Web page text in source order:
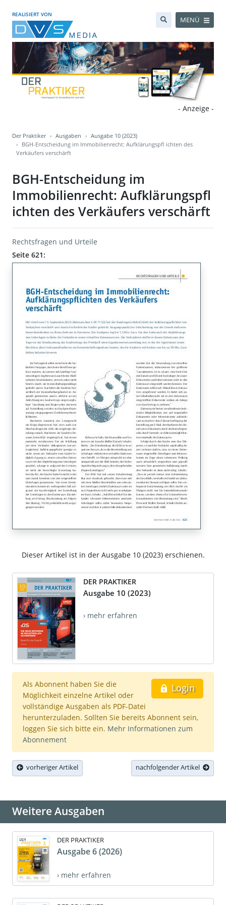
REALISIERT VON
MENÜ
- Anzeige -
Der Praktiker Ausgaben
Ausgabe 10 (2023)
BGH-Entscheidung im Immobilienrecht: Aufklärungspfl ichten des
Verkäufers verschärft
BGH-Entscheidung im
Immobilienrecht: Aufklärungspfl
ichten des Verkäufers verschärft
Rechtsfragen und Urteile
Seite 621:
Dieser Artikel ist in der Ausgabe 10 (2023) erschienen.
DER PRAKTIKER
Ausgabe 10 (2023)
› mehr erfahren
Login
Als Abonnent haben Sie die
Möglichkeit einzelne Artikel oder
vollständige Ausgaben als PDF-Datei
herunterzuladen. Sollten Sie bereits Abonnent sein,
loggen Sie sich bitte ein. Mehr Informationen zum
Abonnement
vorheriger Artikel nachfolgender Artikel
Weitere Ausgaben
DER PRAKTIKER
Ausgabe 6 (2026)
› mehr erfahren